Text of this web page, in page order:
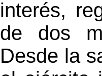
interés,
de dos
Desde la